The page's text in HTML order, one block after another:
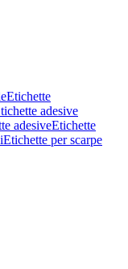
Etichette
adesive
adesiveEtichette
Etichette per scarpe